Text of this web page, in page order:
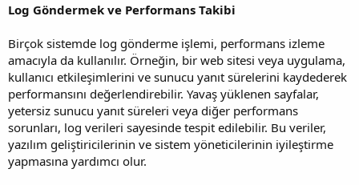
Log Göndermek ve Performans Takibi
Birçok sistemde log gönderme işlemi, performans izleme
amacıyla da kullanılır. Örneğin, bir web sitesi veya uygulama,
kullanıcı etkileşimlerini ve sunucu yanıt sürelerini kaydederek
performansını değerlendirebilir. Yavaş yüklenen sayfalar,
yetersiz sunucu yanıt süreleri veya diğer performans
sorunları, log verileri sayesinde tespit edilebilir. Bu veriler,
yazılım geliştiricilerinin ve sistem yöneticilerinin iyileştirme
yapmasına yardımcı olur.